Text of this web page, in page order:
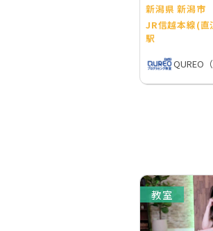
新潟県 新潟市
JR信越本線(直
駅
教室